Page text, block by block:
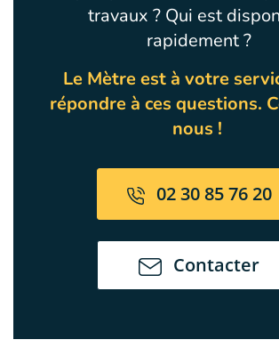
travaux ? Qui est
rapidement ?
Le Mètre est à votre
répondre à ces questions.
nous !
02 30 85 76 20
Contacter